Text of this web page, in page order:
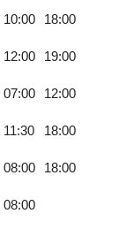
10:00 18:00
12:00 19:00
07:00 12:00
11:30 18:00
08:00 18:00
08:00